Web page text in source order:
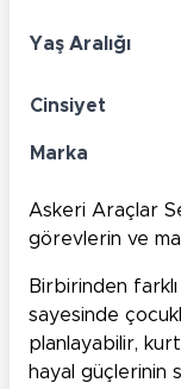
Yaş Aralığı
Cinsiyet
Marka
Askeri Araçlar
görevlerin ve
Birbirinden
sayesinde
planlayabilir,
hayal güçlerinin